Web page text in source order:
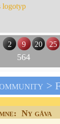
2 9 20 25
564
>
Ny gåva